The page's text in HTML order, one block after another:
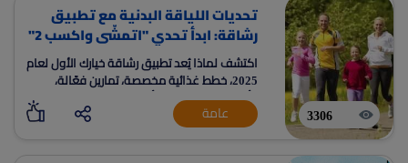
3306
تحديات اللياقة البدنية مع تطبيق
رشاقة: ابدأ تحدي "اتمشّى واكسب 2"
اليوم!
اكتشف لماذا يُعد تطبيق رشاقة خيارك الأول لعام
2025، خطط غذائية مخصصة، تمارين فعّالة،
وأدوات ذكية لتحقيق أهدافك الصحية بكل
سهولة.عامة